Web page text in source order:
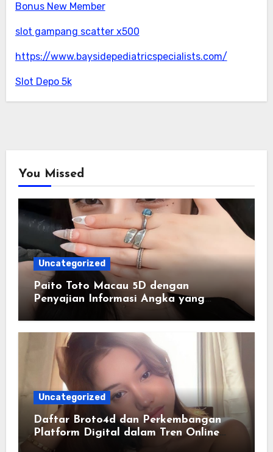
Bonus New Member
slot gampang scatter x500
https://www.baysidepediatricspecialists.com/
Slot Depo 5k
You Missed
Uncategorized
Paito Toto Macau 5D dengan
Penyajian Informasi Angka yang
Lengkap dan Terstruktur
Uncategorized
Daftar Broto4d dan Perkembangan
Platform Digital dalam Tren Online
Masa Kini